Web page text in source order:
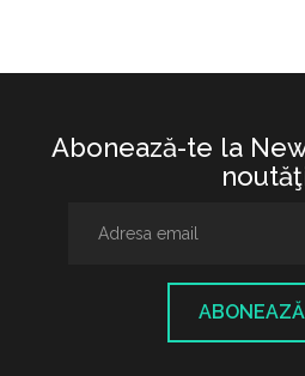
Abonează-te la